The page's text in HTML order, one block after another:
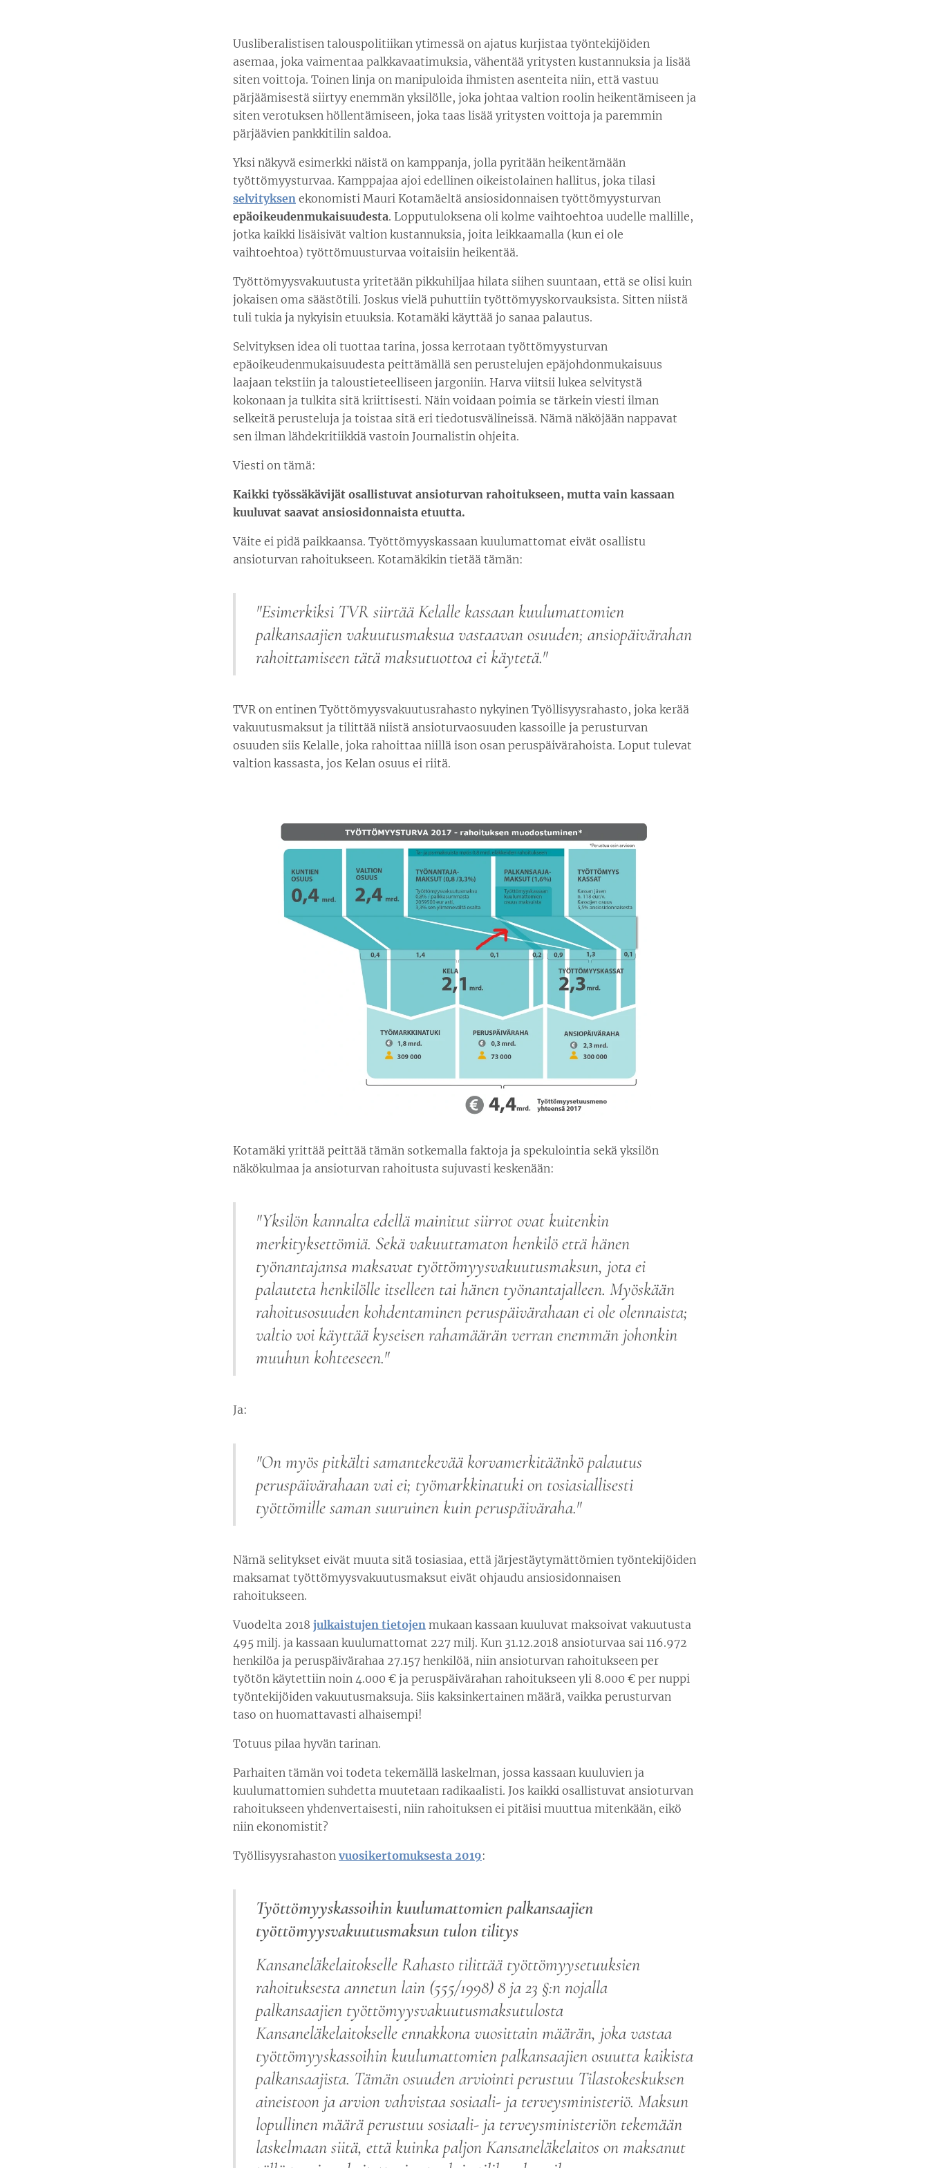
Uusliberalistisen talouspolitiikan ytimessä on ajatus kurjistaa työntekijöiden
asemaa, joka vaimentaa palkkavaatimuksia, vähentää yritysten kustannuksia ja lisää
siten voittoja. Toinen linja on manipuloida ihmisten asenteita niin, että vastuu
pärjäämisestä siirtyy enemmän yksilölle, joka johtaa valtion roolin heikentämiseen ja
siten verotuksen höllentämiseen, joka taas lisää yritysten voittoja ja paremmin
pärjäävien pankkitilin saldoa.
Yksi näkyvä esimerkki näistä on kamppanja, jolla pyritään heikentämään
työttömyysturvaa. Kamppajaa ajoi edellinen oikeistolainen hallitus, joka tilasi
selvityksen ekonomisti Mauri Kotamäeltä ansiosidonnaisen työttömyysturvan
epäoikeudenmukaisuudesta. Lopputuloksena oli kolme vaihtoehtoa uudelle mallille,
jotka kaikki lisäisivät valtion kustannuksia, joita leikkaamalla (kun ei ole
vaihtoehtoa) työttömuusturvaa voitaisiin heikentää.
Työttömyysvakuutusta yritetään pikkuhiljaa hilata siihen suuntaan, että se olisi kuin
jokaisen oma säästötili. Joskus vielä puhuttiin työttömyyskorvauksista. Sitten niistä
tuli tukia ja nykyisin etuuksia. Kotamäki käyttää jo sanaa palautus.
Selvityksen idea oli tuottaa tarina, jossa kerrotaan työttömyysturvan
epäoikeudenmukaisuudesta peittämällä sen perustelujen epäjohdonmukaisuus
laajaan tekstiin ja taloustieteelliseen jargoniin. Harva viitsii lukea selvitystä
kokonaan ja tulkita sitä kriittisesti. Näin voidaan poimia se tärkein viesti ilman
selkeitä perusteluja ja toistaa sitä eri tiedotusvälineissä. Nämä näköjään nappavat
sen ilman lähdekritiikkiä vastoin Journalistin ohjeita.
Viesti on tämä:
Kaikki työssäkävijät osallistuvat ansioturvan rahoitukseen, mutta vain kassaan
kuuluvat saavat ansiosidonnaista etuutta.
Väite ei pidä paikkaansa. Työttömyyskassaan kuulumattomat eivät osallistu
ansioturvan rahoitukseen. Kotamäkikin tietää tämän:
"Esimerkiksi TVR siirtää Kelalle kassaan kuulumattomien
palkansaajien vakuutusmaksua vastaavan osuuden; ansiopäivärahan
rahoittamiseen tätä maksutuottoa ei käytetä."
TVR on entinen Työttömyysvakuutusrahasto nykyinen Työllisyysrahasto, joka kerää
vakuutusmaksut ja tilittää niistä ansioturvaosuuden kassoille ja perusturvan
osuuden siis Kelalle, joka rahoittaa niillä ison osan peruspäivärahoista. Loput tulevat
valtion kassasta, jos Kelan osuus ei riitä.
Kotamäki yrittää peittää tämän sotkemalla faktoja ja spekulointia sekä yksilön
näkökulmaa ja ansioturvan rahoitusta sujuvasti keskenään:
"Yksilön kannalta edellä mainitut siirrot ovat kuitenkin
merkityksettömiä. Sekä vakuuttamaton henkilö että hänen
työnantajansa maksavat työttömyysvakuutusmaksun, jota ei
palauteta henkilölle itselleen tai hänen työnantajalleen. Myöskään
rahoitusosuuden kohdentaminen peruspäivärahaan ei ole olennaista;
valtio voi käyttää kyseisen rahamäärän verran enemmän johonkin
muuhun kohteeseen."
Ja:
"On myös pitkälti samantekevää korvamerkitäänkö palautus
peruspäivärahaan vai ei; työmarkkinatuki on tosiasiallisesti
työttömille saman suuruinen kuin peruspäiväraha."
Nämä selitykset eivät muuta sitä tosiasiaa, että järjestäytymättömien työntekijöiden
maksamat työttömyysvakuutusmaksut eivät ohjaudu ansiosidonnaisen
rahoitukseen.
Vuodelta 2018 julkaistujen tietojen mukaan kassaan kuuluvat maksoivat vakuutusta
495 milj. ja kassaan kuulumattomat 227 milj. Kun 31.12.2018 ansioturvaa sai 116.972
henkilöa ja peruspäivärahaa 27.157 henkilöä, niin ansioturvan rahoitukseen per
työtön käytettiin noin 4.000 € ja peruspäivärahan rahoitukseen yli 8.000 € per nuppi
työntekijöiden vakuutusmaksuja. Siis kaksinkertainen määrä, vaikka perusturvan
taso on huomattavasti alhaisempi!
Totuus pilaa hyvän tarinan.
Parhaiten tämän voi todeta tekemällä laskelman, jossa kassaan kuuluvien ja
kuulumattomien suhdetta muutetaan radikaalisti. Jos kaikki osallistuvat ansioturvan
rahoitukseen yhdenvertaisesti, niin rahoituksen ei pitäisi muuttua mitenkään, eikö
niin ekonomistit?
Työllisyysrahaston vuosikertomuksesta 2019:
Työttömyyskassoihin kuulumattomien palkansaajien
työttömyysvakuutusmaksun tulon tilitys
Kansaneläkelaitokselle Rahasto tilittää työttömyysetuuksien
rahoituksesta annetun lain (555/1998) 8 ja 23 §:n nojalla
palkansaajien työttömyysvakuutusmaksutulosta
Kansaneläkelaitokselle ennakkona vuosittain määrän, joka vastaa
työttömyyskassoihin kuulumattomien palkansaajien osuutta kaikista
palkansaajista. Tämän osuuden arviointi perustuu Tilastokeskuksen
aineistoon ja arvion vahvistaa sosiaali- ja terveysministeriö. Maksun
lopullinen määrä perustuu sosiaali- ja terveysministeriön tekemään
laskelmaan siitä, että kuinka paljon Kansaneläkelaitos on maksanut